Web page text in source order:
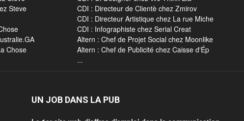
Steve
Chose
CDI : Directeur de Clientè chez Zmirov
CDI : Directeur Artistique chez La rue Miche
CDI : Infographiste chez Serial Creat
Altern : Chef de Projet Social chez Moonlike
Altern : Chef de Publicité chez Caisse d'Ép
...
UN JOB DANS LA PUB